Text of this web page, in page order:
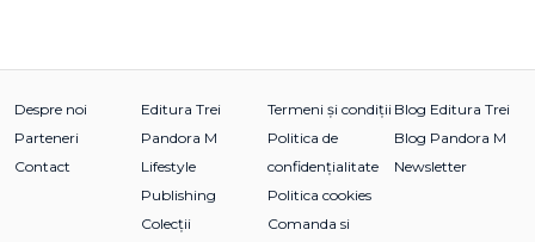
Despre noi
Parteneri
Contact
Editura Trei
Pandora M
Lifestyle
Publishing
Colecții
Termeni și condiții
Politica de
confidențialitate
Politica cookies
Comanda si
Blog Editura Trei
Blog Pandora M
Newsletter